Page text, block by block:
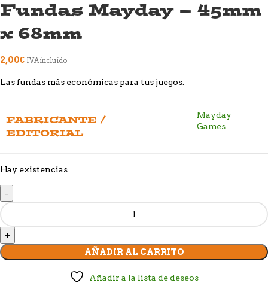
Fundas Mayday – 45mm
x 68mm
2,00€ IVA incluido
Las fundas más económicas para tus juegos.
FABRICANTE /
EDITORIAL
Mayday
Games
Hay existencias
AÑADIR AL CARRITO
Añadir a la lista de deseos